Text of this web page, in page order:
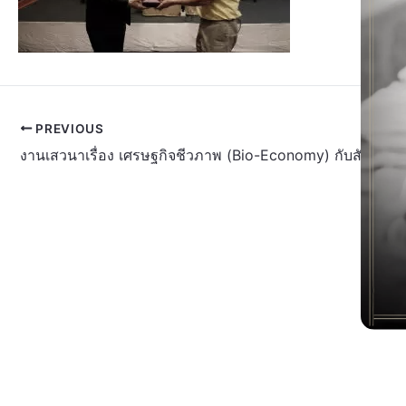
PREVIOUS
งานเสวนาเรื่อง เศรษฐกิจชีวภาพ (Bio-Economy) กับสังคมไ